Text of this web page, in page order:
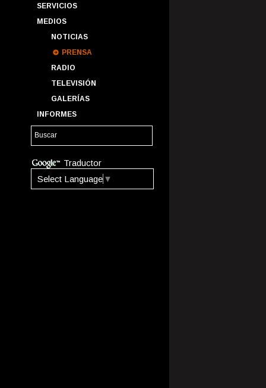
SERVICIOS
MEDIOS
NOTICIAS
PRENSA
RADIO
TELEVISIÓN
GALERÍAS
INFORMES
Traductor
Select Language ▼